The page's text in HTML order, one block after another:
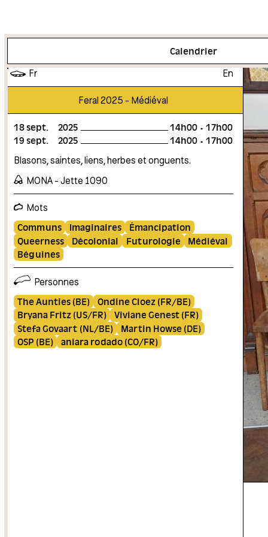
Calendrier
Fr En
Feral 2025 - Médiéval
18sept. 2025 14h00
17h00
19 sept. 2025 14h00
17h00
Blasons, saintes, liens, herbes et onguents.
MONA - Jette 1090
Mots
Communs
Imaginaires
Émancipation
Queerness
Décolonial Futurologie
Médiéval
Béguines
Personnes
The Aunties (BE)
Ondine Cloez (FR/BE)
Bryana Fritz (US/FR)
Viviane Genest (FR)
Stefa Govaart (NL/BE)
Martin Howse (DE)
OSP (BE)
aniara rodado (CO/FR)